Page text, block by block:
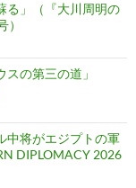
る」（『大川周明の
の第三の道」
中将がエジプトの軍
DIPLOMACY 2026